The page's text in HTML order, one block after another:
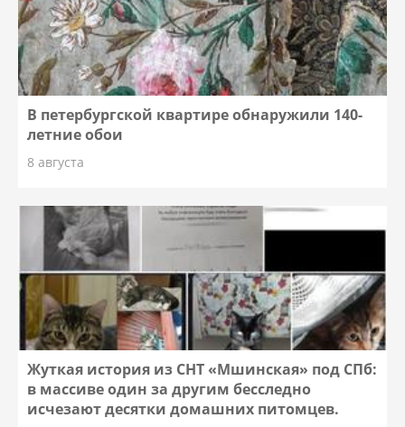
В петербургской квартире обнаружили 140-
летние обои
8 августа
Жуткая история из СНТ «Мшинская» под СПб:
в массиве один за другим бесследно
исчезают десятки домашних питомцев.